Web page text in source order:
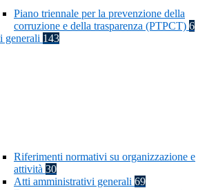
Piano triennale per la prevenzione della
corruzione e della trasparenza (PTPCT) 6
generali 143
Riferimenti normativi su organizzazione e
attività 30
Atti amministrativi generali 69